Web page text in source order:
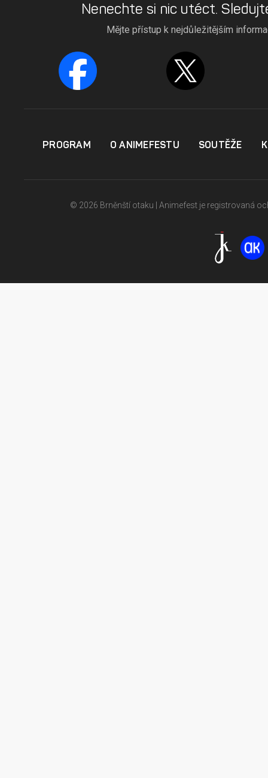
Nenechte si nic utéct.
Mějte přístup k nejdůležitějším
PROGRAM O ANIMEFESTU SOUTĚŽE
© 2026 Brněnští otaku | Animefest je registrovaná